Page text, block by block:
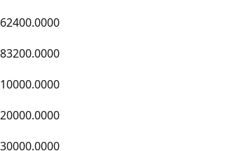
62400.0000
83200.0000
10000.0000
20000.0000
30000.0000